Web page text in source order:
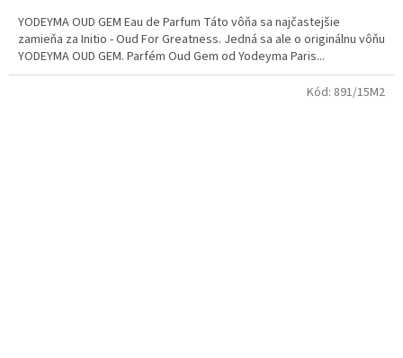
z
5
hviezdičiek.
YODEYMA OUD GEM Eau de Parfum Táto vôňa sa najčastejšie
zamieňa za Initio - Oud For Greatness. Jedná sa ale o originálnu vôňu
YODEYMA OUD GEM. Parfém Oud Gem od Yodeyma Paris...
Kód: 891/15M2